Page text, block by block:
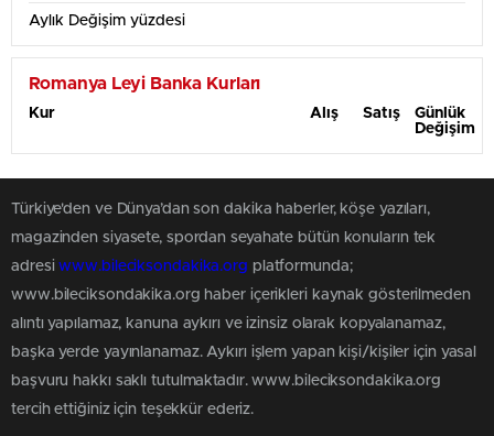
Aylık Değişim yüzdesi
Romanya Leyi Banka Kurları
Kur Alış Satış
Günlük
Değişim
Türkiye'den ve Dünya’dan son dakika haberler, köşe yazıları,
magazinden siyasete, spordan seyahate bütün konuların tek
adresiwww.bileciksondakika.org platformunda;
www.bileciksondakika.org haber içerikleri kaynak gösterilmeden
alıntı yapılamaz, kanuna aykırı ve izinsiz olarak kopyalanamaz,
başka yerde yayınlanamaz. Aykırı işlem yapan kişi/kişiler için yasal
başvuru hakkı saklı tutulmaktadır. www.bileciksondakika.org
tercih ettiğiniz için teşekkür ederiz.